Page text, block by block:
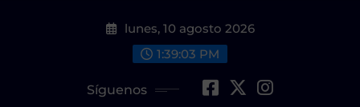
lunes, 10 agosto 2026
1:39:04 PM
Síguenos